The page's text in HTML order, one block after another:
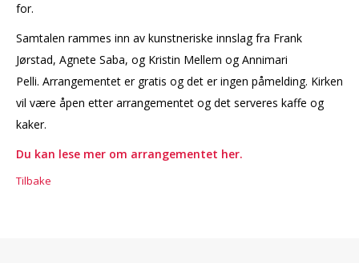
for.
Samtalen rammes inn av kunstneriske innslag fra Frank
Jørstad, Agnete Saba, og Kristin Mellem og Annimari
Pelli. Arrangementet er gratis og det er ingen påmelding. Kirken
vil være åpen etter arrangementet og det serveres kaffe og
kaker.
Du kan lese mer om arrangementet her.
Tilbake